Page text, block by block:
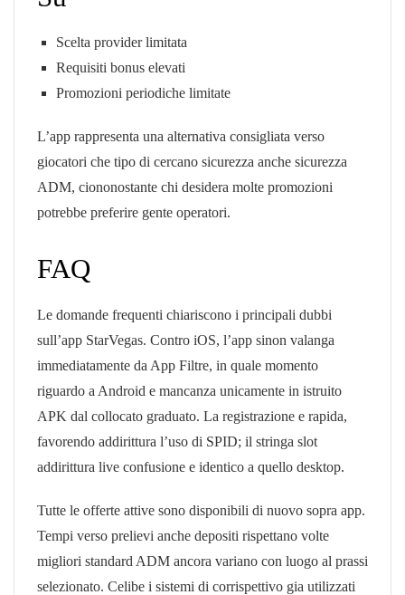
Scelta provider limitata
Requisiti bonus elevati
Promozioni periodiche limitate
L’app rappresenta una alternativa consigliata verso
giocatori che tipo di cercano sicurezza anche sicurezza
ADM, ciononostante chi desidera molte promozioni
potrebbe preferire gente operatori.
FAQ
Le domande frequenti chiariscono i principali dubbi
sull’app StarVegas. Contro iOS, l’app sinon valanga
immediatamente da App Filtre, in quale momento
riguardo a Android e mancanza unicamente in istruito
APK dal collocato graduato. La registrazione e rapida,
favorendo addirittura l’uso di SPID; il stringa slot
addirittura live confusione e identico a quello desktop.
Tutte le offerte attive sono disponibili di nuovo sopra app.
Tempi verso prelievi anche depositi rispettano volte
migliori standard ADM ancora variano con luogo al prassi
selezionato. Celibe i sistemi di corrispettivo gia utilizzati